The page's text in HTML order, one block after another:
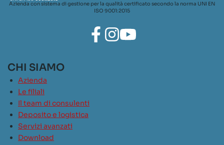
Azienda con sistema di gestione per la qualità certificato secondo la norma UNI EN
ISO 9001:2015
CHI SIAMO
Azienda
Le filiali
Il team di consulenti
Deposito e logistica
Servizi avanzati
Download